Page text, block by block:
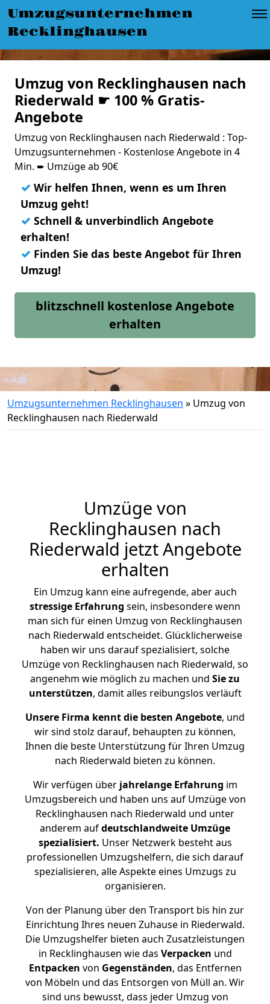
Umzugsunternehmen
Recklinghausen
Umzug von Recklinghausen nach
Riederwald ☛ 100 % Gratis-
Angebote
Umzug von Recklinghausen nach Riederwald : Top-
Umzugsunternehmen - Kostenlose Angebote in 4
Min. ➨ Umzüge ab 90€
✓ Wir helfen Ihnen, wenn es um Ihren
Umzug geht!
✓ Schnell & unverbindlich Angebote
erhalten!
✓ Finden Sie das beste Angebot für Ihren
Umzug!
blitzschnell kostenlose Angebote
erhalten
Umzugsunternehmen Recklinghausen » Umzug von
Recklinghausen nach Riederwald
Umzüge von
Recklinghausen nach
Riederwald jetzt Angebote
erhalten
Ein Umzug kann eine aufregende, aber auch
stressige Erfahrung sein, insbesondere wenn
man sich für einen Umzug von Recklinghausen
nach Riederwald entscheidet. Glücklicherweise
haben wir uns darauf spezialisiert, solche
Umzüge von Recklinghausen nach Riederwald, so
angenehm wie möglich zu machen und Sie zu
unterstützen, damit alles reibungslos verläuft
Unsere Firma kennt die besten Angebote, und
wir sind stolz darauf, behaupten zu können,
Ihnen die beste Unterstützung für Ihren Umzug
nach Riederwald bieten zu können.
Wir verfügen überjahrelange Erfahrung im
Umzugsbereich und haben uns auf Umzüge von
Recklinghausen nach Riederwald und unter
anderem aufdeutschlandweite Umzüge
spezialisiert. Unser Netzwerk besteht aus
professionellen Umzugshelfern, die sich darauf
spezialisieren, alle Aspekte eines Umzugs zu
organisieren.
Von der Planung über den Transport bis hin zur
Einrichtung Ihres neuen Zuhause in Riederwald.
Die Umzugshelfer bieten auch Zusatzleistungen
in Recklinghausen wie das Verpacken und
Entpacken von Gegenständen, das Entfernen
von Möbeln und das Entsorgen von Müll an. Wir
sind uns bewusst, dass jeder Umzug von